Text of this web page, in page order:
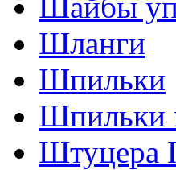
Шланги
Шпильки
Шпильки
Штуцера